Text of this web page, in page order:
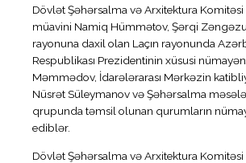
Dövlət Şəhərsalma və Arxitektura
müavini Namiq Hümmətov, Şərqi
rayonuna daxil olan Laçın rayonunda
Respublikası Prezidentinin xüsusi
Məmmədov, İdarələrarası Mərkəzin
Nüsrət Süleymanov və Şəhərsalma
qrupunda təmsil olunan qurumların
ediblər.
Dövlət Şəhərsalma və Arxitektura